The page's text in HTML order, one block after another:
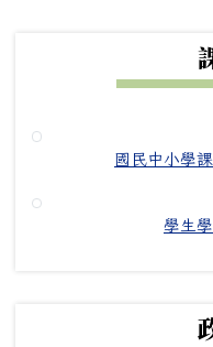
國民中小學
學生